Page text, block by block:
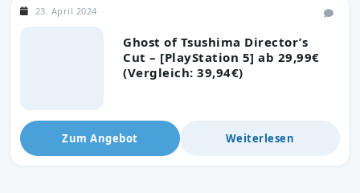
Ghost of Tsushima Director’s
Cut – [PlayStation 5] ab 29,99€
(Vergleich: 39,94€)
23. April 2024
Zum Angebot Weiterlesen